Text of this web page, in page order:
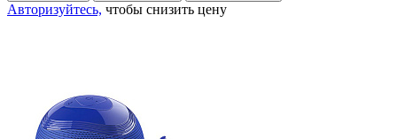
Авторизуйтесь, чтобы снизить цену